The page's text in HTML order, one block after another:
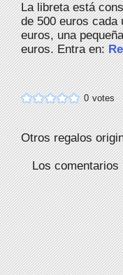
La libreta está
de 500 euros cada
euros, una
euros. Entra en:
0 votes
Otros regalos
Los comentarios